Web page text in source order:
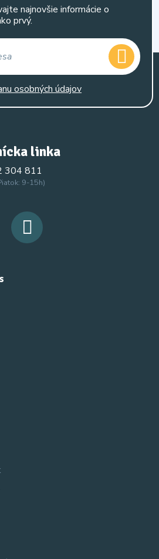
najnovšie informácie o
prvý.
osobných údajov
linka
304 811
9-15h)